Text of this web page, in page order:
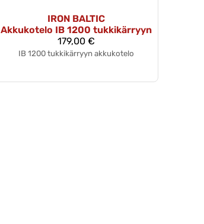
IRON BALTIC
Akkukotelo IB 1200 tukkikärryyn
179,00 €
IB 1200 tukkikärryyn akkukotelo